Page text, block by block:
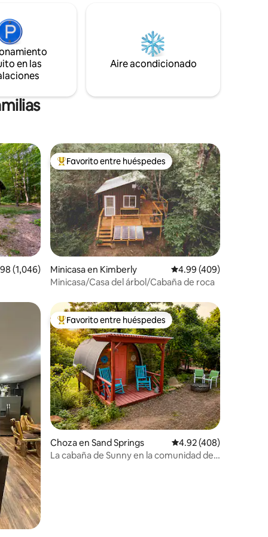
y una
cama
te
Escribe
Parcialmente suspendido por un
acantilado! ✔ Cómoda cama tamaño
queen + sofá ✔ Cocina pequeña ✔
en las
Aire acondicionado
promedio: 4.98 de 5, 1,046 reseñas
(1,046)
Favorito entre huéspedes preferido
Favorito entre huéspedes
Minicasa en Kimberly Calificación promedio:
4.99 (409)
Minicasa/Casa del árbol/Cabaña de roca
Favorito entre huéspedes preferido
Favorito entre huéspedes
Choza en Sand Springs Calificación promedio:
4.92 (408)
La cabaña de Sunny en la comunidad de